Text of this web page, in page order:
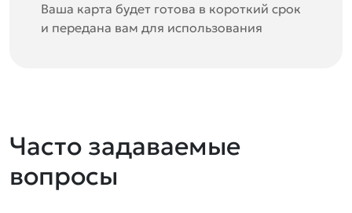
Ваша карта будет готова в короткий срок
и передана вам для использования
Часто задаваемые
вопросы